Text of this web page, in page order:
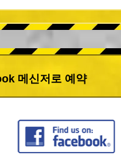
메신저로 예약